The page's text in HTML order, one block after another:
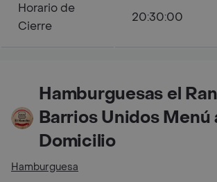
Horario de
Cierre
20:30:00
Hamburguesas el
Barrios Unidos Menú
Domicilio
Hamburguesa